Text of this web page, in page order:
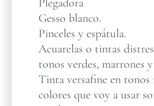
Plegadora
Gesso blanco.
Pinceles y espátula.
Acuarelas o tintas
tonos verdes, marrones
Tinta versafine en tonos
colores que voy a usar